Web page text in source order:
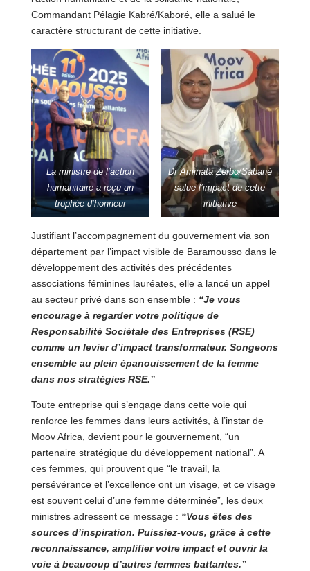
Commandant Pélagie Kabré/Kaboré, elle a salué le
caractère structurant de cette initiative.
La ministre de l’action
humanitaire a reçu un
trophée d’honneur
Dr Aminata Zerbo/Sabané
salue l’impact de cette
initiative
Justifiant l’accompagnement du gouvernement via son
département par l’impact visible de Baramousso dans le
développement des activités des précédentes
associations féminines lauréates, elle a lancé un appel
au secteur privé dans son ensemble : “Je vous
encourage à regarder votre politique de
Responsabilité Sociétale des Entreprises (RSE)
comme un levier d’impact transformateur. Songeons
ensemble au plein épanouissement de la femme
dans nos stratégies RSE.”
Toute entreprise qui s’engage dans cette voie qui
renforce les femmes dans leurs activités, à l’instar de
Moov Africa, devient pour le gouvernement, “un
partenaire stratégique du développement national”. A
ces femmes, qui prouvent que “le travail, la
persévérance et l’excellence ont un visage, et ce visage
est souvent celui d’une femme déterminée”, les deux
ministres adressent ce message : “Vous êtes des
sources d’inspiration. Puissiez-vous, grâce à cette
reconnaissance, amplifier votre impact et ouvrir la
voie à beaucoup d’autres femmes battantes.”